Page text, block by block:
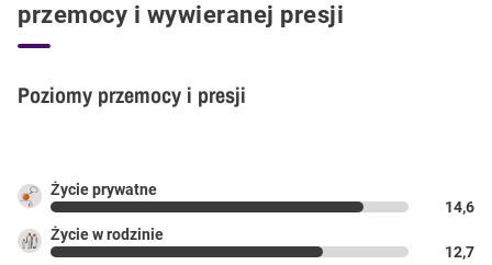
przemocy i wywieranej presji
Poziomy przemocy i presji
Życie prywatne
14,6
Życie w rodzinie
12,7